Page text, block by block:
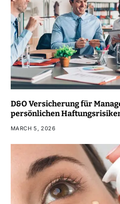
D&O Versicherung für
persönlichen
MARCH 5, 2026